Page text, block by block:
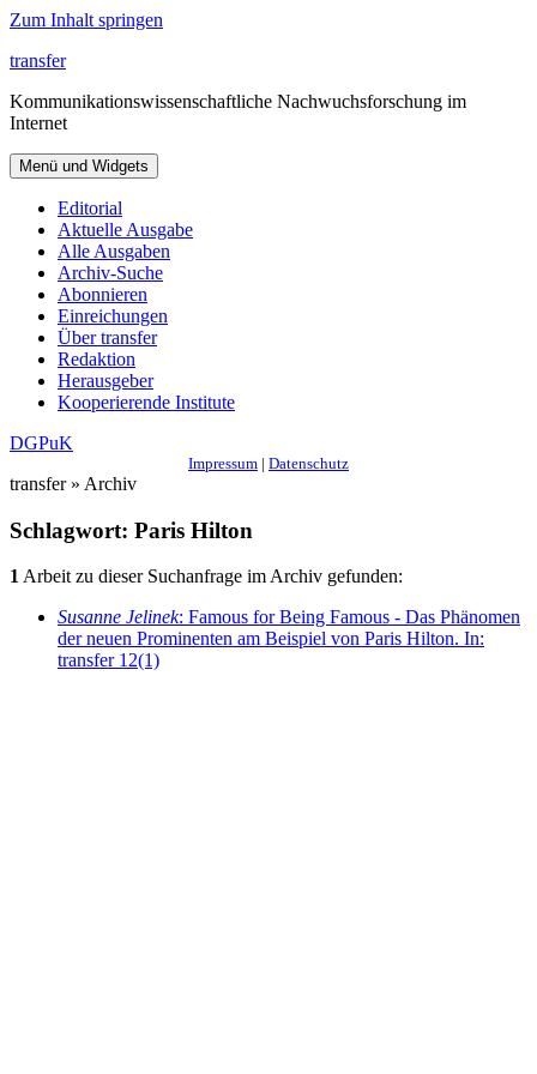
Zum Inhalt springen
transfer
Kommunikationswissenschaftliche Nachwuchsforschung im
Internet
Menü und Widgets
Editorial
Aktuelle Ausgabe
Alle Ausgaben
Archiv-Suche
Abonnieren
Einreichungen
Über transfer
Redaktion
Herausgeber
Kooperierende Institute
DGPuK
Impressum | Datenschutz
transfer » Archiv
Schlagwort: Paris Hilton
1Arbeit zu dieser Suchanfrage im Archiv gefunden:
Susanne Jelinek: Famous for Being Famous - Das Phänomen
der neuen Prominenten am Beispiel von Paris Hilton. In:
transfer 12(1)